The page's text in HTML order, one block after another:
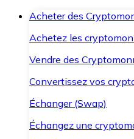
Acheter des
Achetez les
Vendre des
Convertissez vos
Échanger (Swap)
Échangez une